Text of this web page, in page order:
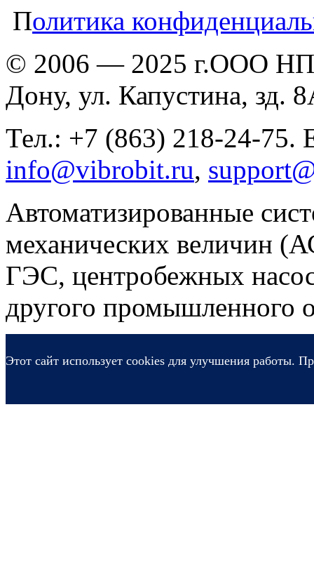
Политика
© 2006 — 2025 г.ООО
Дону, ул. Капустина, зд.
Тел.: +7 (863) 218-24-75.
info@vibrobit.ru,
Автоматизированные
механических величин
ГЭС, центробежных
другого промышленного
Этот сайт использует cookies для улучшения работы.